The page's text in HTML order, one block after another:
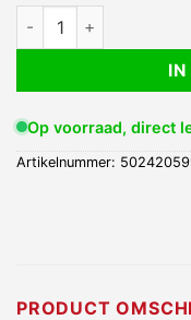
PVC T-stuk 90°
IN
Op voorraad, direct
Artikelnummer:
PRODUCT